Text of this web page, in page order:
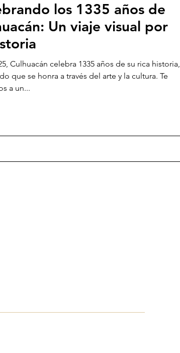
los 1335 años de
Un viaje visual por
Culhuacán celebra 1335 años de su rica historia,
que se honra a través del arte y la cultura. Te
a un...